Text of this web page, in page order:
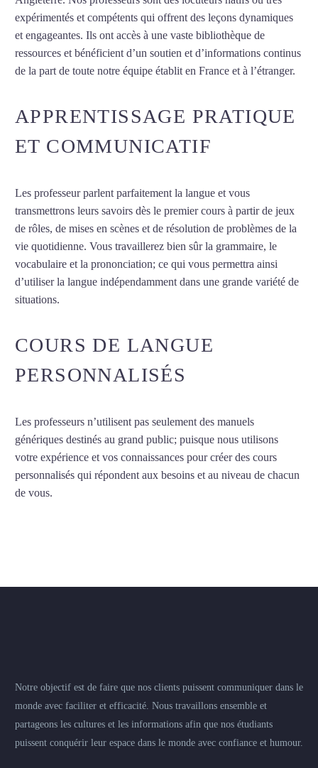
expérimentés et compétents qui offrent des leçons dynamiques
et engageantes. Ils ont accès à une vaste bibliothèque de
ressources et bénéficient d’un soutien et d’informations continus
de la part de toute notre équipe établit en France et à l’étranger.
APPRENTISSAGE PRATIQUE
ET COMMUNICATIF
Les professeur parlent parfaitement la langue et vous
transmettrons leurs savoirs dès le premier cours à partir de jeux
de rôles, de mises en scènes et de résolution de problèmes de la
vie quotidienne. Vous travaillerez bien sûr la grammaire, le
vocabulaire et la prononciation; ce qui vous permettra ainsi
d’utiliser la langue indépendamment dans une grande variété de
situations.
COURS DE LANGUE
PERSONNALISÉS
Les professeurs n’utilisent pas seulement des manuels
génériques destinés au grand public; puisque nous utilisons
votre expérience et vos connaissances pour créer des cours
personnalisés qui répondent aux besoins et au niveau de chacun
de vous.
Notre objectif est de faire que nos clients puissent communiquer dans le
monde avec faciliter et efficacité. Nous travaillons ensemble et
partageons les cultures et les informations afin que nos étudiants
puissent conquérir leur espace dans le monde avec confiance et humour.